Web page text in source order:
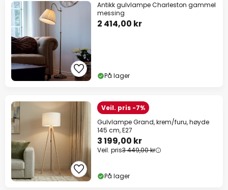
Antikk gulvlampe Charleston gammel
messing
2 414,00 kr
På lager
Veil. pris -7%
Gulvlampe Grand, krem/furu, høyde
145 cm, E27
3 199,00 kr
Veil. pris3 449,00 kr
På lager